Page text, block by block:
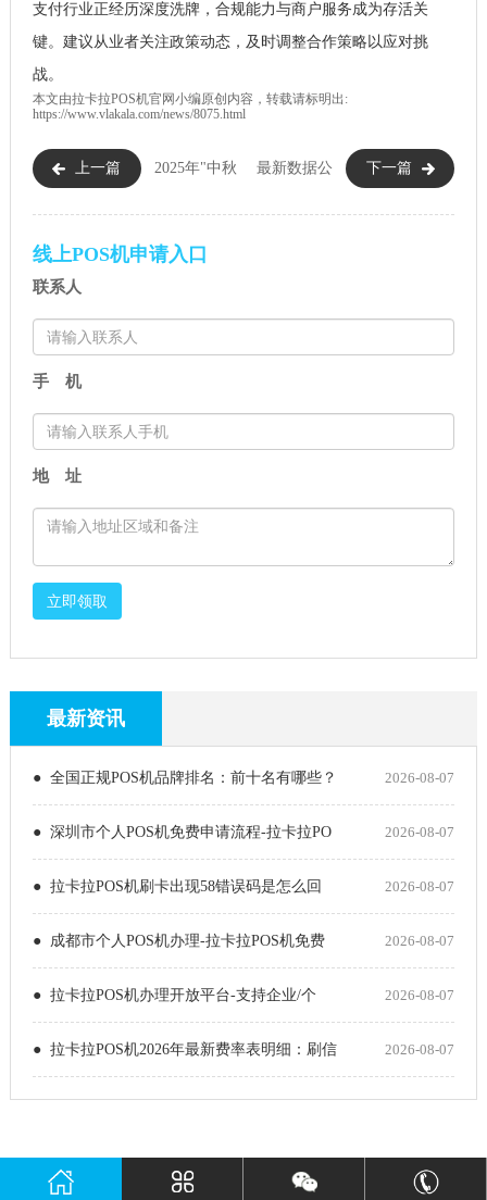
支付行业正经历深度洗牌，合规能力与商户服务成为存活关
键。建议从业者关注政策动态，及时调整合作策略以应对挑
战。
本文由拉卡拉POS机官网小编原创内容，转载请标明出:
https://www.vlakala.com/news/8075.html
上一篇 2025年"中秋
知！
下一篇
最新数据公
线上POS机申请入口
联系人
手 机
地 址
立即领取
最新资讯
● 全国正规POS机品牌排名：前十名有哪些？ 2026-08-07
● 深圳市个人POS机免费申请流程-拉卡拉PO 2026-08-07
● 拉卡拉POS机刷卡出现58错误码是怎么回 2026-08-07
● 成都市个人POS机办理-拉卡拉POS机免费 2026-08-07
● 拉卡拉POS机办理开放平台-支持企业/个 2026-08-07
● 拉卡拉POS机2026年最新费率表明细：刷信 2026-08-07